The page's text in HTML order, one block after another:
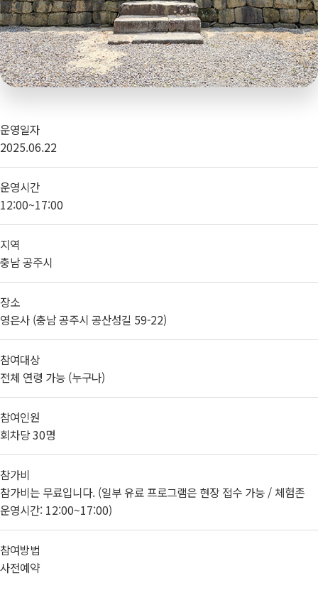
운영일자
2025.06.22
운영시간
12:00~17:00
지역
충남 공주시
장소
영은사 (충남 공주시 공산성길 59-22)
참여대상
전체 연령 가능 (누구나)
참여인원
회차당 30명
참가비
참가비는 무료입니다. (일부 유료 프로그램은 현장 접수 가능 / 체험존
운영시간: 12:00~17:00)
참여방법
사전예약